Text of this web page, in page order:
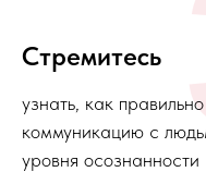
Стремитесь
узнать, как
коммуникацию с
уровня осознанности